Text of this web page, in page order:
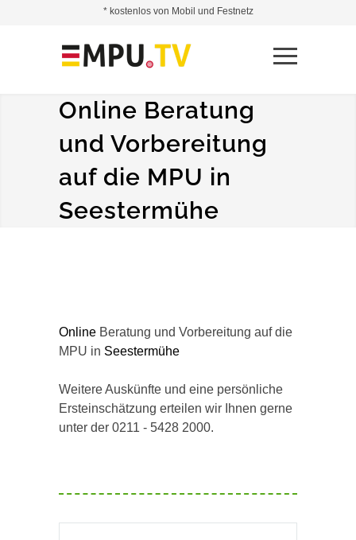
Online Beratung
und Vorbereitung
auf die MPU in
Seestermühe
Online Beratung und Vorbereitung auf die
MPU in Seestermühe
Weitere Auskünfte und eine persönliche
Ersteinschätzung erteilen wir Ihnen gerne
unter der 0211 - 5428 2000.
* kostenlos von Mobil und Festnetz